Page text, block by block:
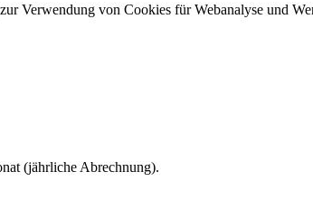
Verwendung von Cookies für Webanalyse und
(jährliche Abrechnung).